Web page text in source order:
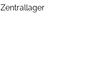
Zentrallager